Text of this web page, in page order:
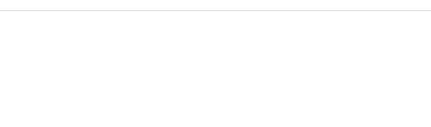
Машины с